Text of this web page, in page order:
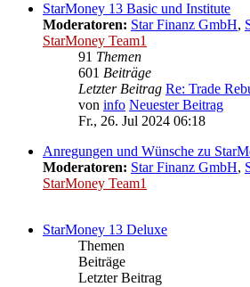
StarMoney 13 Basic und Institute
Moderatoren: Star Finanz GmbH,
StarMoney Team1
91 Themen
601 Beiträge
Letzter Beitrag Re: Trade
von info Neuester Beitrag
Fr., 26. Jul 2024 06:18
Anregungen und Wünsche zu
Moderatoren: Star Finanz GmbH,
StarMoney Team1
StarMoney 13 Deluxe
Themen
Beiträge
Letzter Beitrag